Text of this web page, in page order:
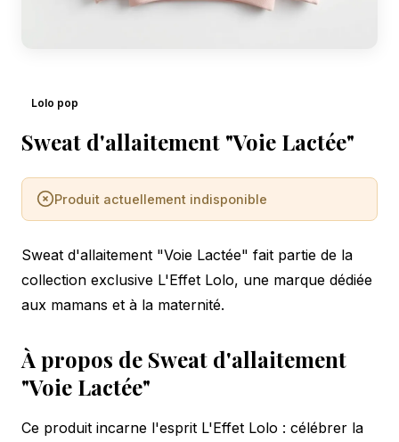
Lolo pop
Sweat d'allaitement "Voie Lactée"
Produit actuellement indisponible
Sweat d'allaitement "Voie Lactée" fait partie de la
collection exclusive L'Effet Lolo, une marque dédiée
aux mamans et à la maternité.
À propos de Sweat d'allaitement
"Voie Lactée"
Ce produit incarne l'esprit L'Effet Lolo : célébrer la